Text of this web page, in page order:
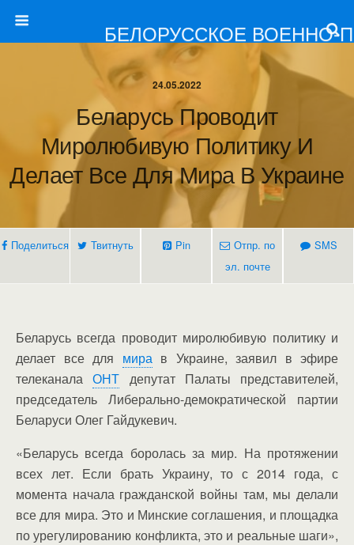
БЕЛОРУССКОЕ ВОЕННО-
24.05.2022
Беларусь Проводит
Миролюбивую Политику И
Делает Все Для Мира В Украине
Поделиться Твитнуть Pin
Отпр. по
эл. почте
SMS
Беларусь всегда проводит миролюбивую политику и
делает все для мирав Украине, заявил в эфире
телеканалаОНТ депутат Палаты представителей,
председатель Либерально-демократической партии
Беларуси Олег Гайдукевич.
«Беларусь всегда боролась за мир. На протяжении
всех лет. Если брать Украину, то с 2014 года, с
момента начала гражданской войны там, мы делали
все для мира. Это и Минские соглашения, и площадка
по урегулированию конфликта, это и реальные шаги»,